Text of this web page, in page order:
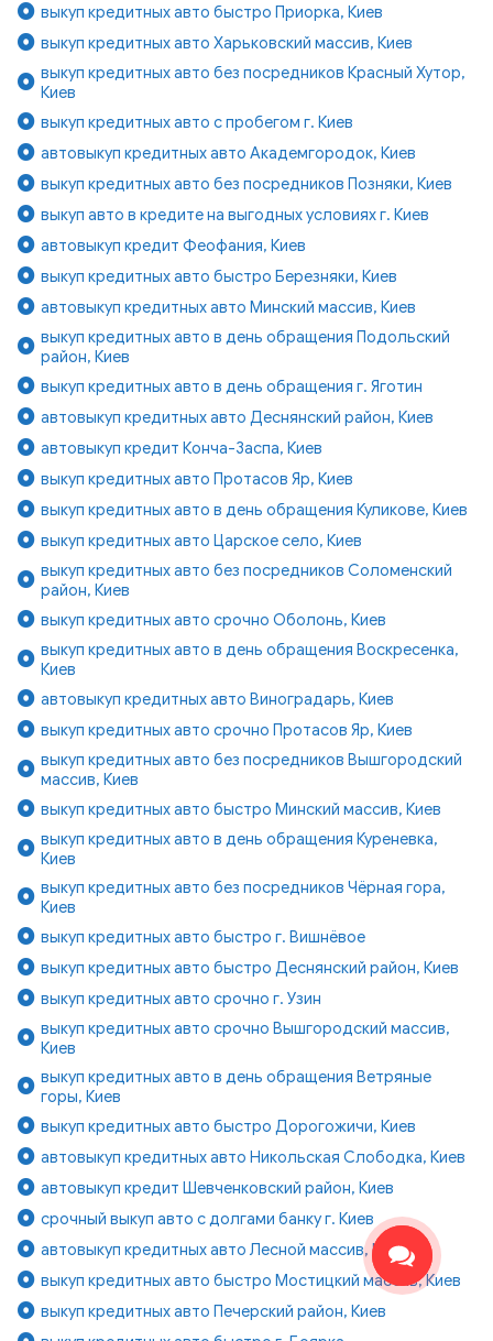
выкуп кредитных авто быстро Приорка, Киев
выкуп кредитных авто Харьковский массив, Киев
выкуп кредитных авто без посредников Красный Хутор,
Киев
выкуп кредитных авто с пробегом г. Киев
автовыкуп кредитных авто Академгородок, Киев
выкуп кредитных авто без посредников Позняки, Киев
выкуп авто в кредите на выгодных условиях г. Киев
автовыкуп кредит Феофания, Киев
выкуп кредитных авто быстро Березняки, Киев
автовыкуп кредитных авто Минский массив, Киев
выкуп кредитных авто в день обращения Подольский
район, Киев
выкуп кредитных авто в день обращения г. Яготин
автовыкуп кредитных авто Деснянский район, Киев
автовыкуп кредит Конча-Заспа, Киев
выкуп кредитных авто Протасов Яр, Киев
выкуп кредитных авто в день обращения Куликове, Киев
выкуп кредитных авто Царское село, Киев
выкуп кредитных авто без посредников Соломенский
район, Киев
выкуп кредитных авто срочно Оболонь, Киев
выкуп кредитных авто в день обращения Воскресенка,
Киев
автовыкуп кредитных авто Виноградарь, Киев
выкуп кредитных авто срочно Протасов Яр, Киев
выкуп кредитных авто без посредников Вышгородский
массив, Киев
выкуп кредитных авто быстро Минский массив, Киев
выкуп кредитных авто в день обращения Куреневка,
Киев
выкуп кредитных авто без посредников Чёрная гора,
Киев
выкуп кредитных авто быстро г. Вишнёвое
выкуп кредитных авто быстро Деснянский район, Киев
выкуп кредитных авто срочно г. Узин
выкуп кредитных авто срочно Вышгородский массив,
Киев
выкуп кредитных авто в день обращения Ветряные
горы, Киев
выкуп кредитных авто быстро Дорогожичи, Киев
автовыкуп кредитных авто Никольская Слободка, Киев
автовыкуп кредит Шевченковский район, Киев
срочный выкуп авто с долгами банку г. Киев
автовыкуп кредитных авто Лесной массив, Киев
выкуп кредитных авто быстро Мостицкий массив, Киев
выкуп кредитных авто Печерский район, Киев